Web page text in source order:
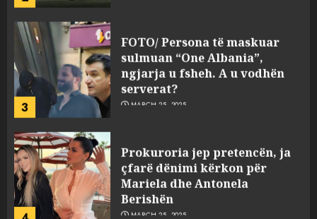
3
FOTO/ Persona të maskuar
sulmuan “One Albania”,
ngjarja u fsheh. A u vodhën
serverat?
MARCH 25, 2025
4
Prokuroria jep pretencën, ja
çfarë dënimi kërkon për
Mariela dhe Antonela
Berishën
MARCH 25, 2025